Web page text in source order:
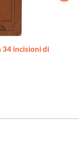
34 incisioni di